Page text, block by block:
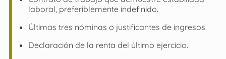
laboral, preferiblemente indefinido.
Últimas tres nóminas o justificantes de ingresos.
Declaración de la renta del último ejercicio.